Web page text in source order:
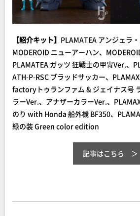
【紹介キット】 PLAMATEA アンジェラ・
MODEROID ニューアーハン、
PLAMATEA ガッツ 狂戦士の甲冑Ver.、
ATH-P-RSC ブラッドサッカー、
factoryトゥランファム & ジェイナス号
ラーVer.、アナザーカラーVer.、
のり with Honda 船外機 BF350、
緑の装 Green color edition
記事はこちら